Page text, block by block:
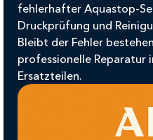
fehlerhafter Aquastop-
Druckprüfung und
Bleibt der Fehler
professionelle Reparatur
Ersatzteilen.